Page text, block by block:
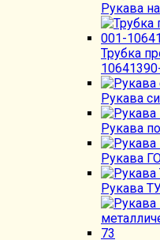
Рукава
Трубка
Рукава
Рукава
Рукава
Рукава